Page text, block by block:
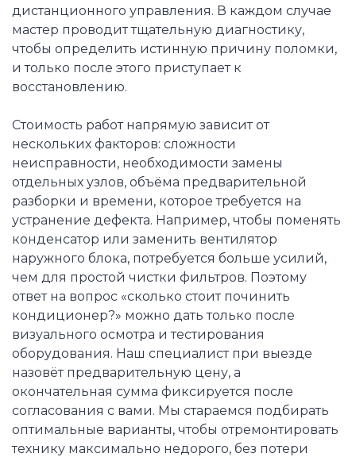
дистанционного управления. В каждом случае
мастер проводит тщательную диагностику,
чтобы определить истинную причину поломки,
и только после этого приступает к
восстановлению.
Стоимость работ напрямую зависит от
нескольких факторов: сложности
неисправности, необходимости замены
отдельных узлов, объёма предварительной
разборки и времени, которое требуется на
устранение дефекта. Например, чтобы поменять
конденсатор или заменить вентилятор
наружного блока, потребуется больше усилий,
чем для простой чистки фильтров. Поэтому
ответ на вопрос «сколько стоит починить
кондиционер?» можно дать только после
визуального осмотра и тестирования
оборудования. Наш специалист при выезде
назовёт предварительную цену, а
окончательная сумма фиксируется после
согласования с вами. Мы стараемся подбирать
оптимальные варианты, чтобы отремонтировать
технику максимально недорого, без потери